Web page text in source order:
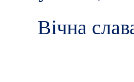
Вічна